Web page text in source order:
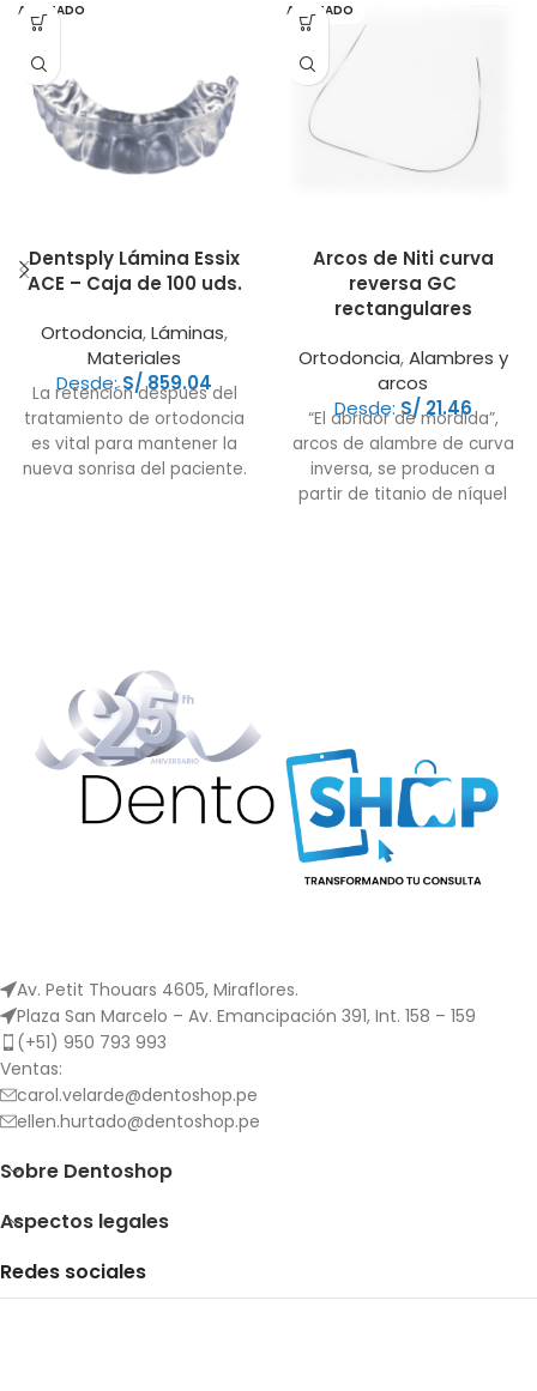
AGOTADO
Dentsply Lámina Essix
ACE – Caja de 100 uds.
Ortodoncia,Láminas,
Materiales
Desde:S/859.04
La retención después del
tratamiento de ortodoncia
es vital para mantener la
nueva sonrisa del paciente.
AGOTADO
Arcos de Niti curva
reversa GC
rectangulares
Ortodoncia,Alambres y
arcos
Desde: S/ 21.46
“El abridor de mordida”,
arcos de alambre de curva
inversa, se producen a
partir de titanio de níquel
de alambre de curva
inversa también necesitan
menos cambios y ajustes
de arcos de alambre. A lo
largo del tratamiento, estos
permanecen activos sin
Av. Petit Thouars 4605, Miraflores.
Plaza San Marcelo – Av. Emancipación 391, Int. 158 – 159
(+51) 950 793 993
Ventas:
carol.velarde@dentoshop.pe
ellen.hurtado@dentoshop.pe
Sobre Dentoshop
Aspectos legales
Redes sociales